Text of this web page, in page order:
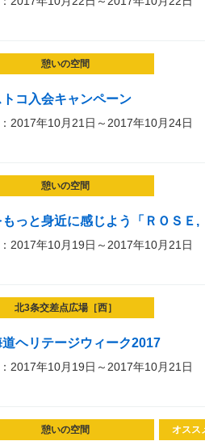
憩いの空間
トコ入会キャンペーン
2017年10月21日～2017年10月24日
憩いの空間
っと身近に感じよう「ＲＯＳＥ
2017年10月19日～2017年10月21日
北3条交差点広場［西］
ヘリテージウィーク2017
2017年10月19日～2017年10月21日
憩いの空間 オスス